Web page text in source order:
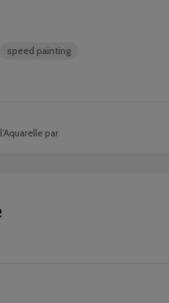
speed painting
par